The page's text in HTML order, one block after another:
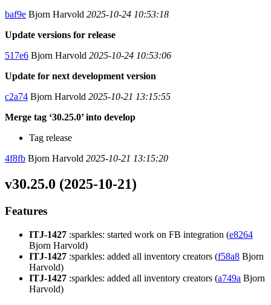
baf9e Bjorn Harvold 2025-10-24 10:53:18
Update versions for release
517e6 Bjorn Harvold 2025-10-24 10:53:06
Update for next development version
c2a74 Bjorn Harvold 2025-10-21 13:15:55
Merge tag ‘30.25.0’ into develop
Tag release
4f8fb Bjorn Harvold 2025-10-21 13:15:20
v30.25.0 (2025-10-21)
Features
ITJ-1427 :sparkles: started work on FB integration (e8264
Bjorn Harvold)
ITJ-1427 :sparkles: added all inventory creators (f58a8 Bjorn
Harvold)
ITJ-1427 :sparkles: added all inventory creators (a749a Bjorn
Harvold)